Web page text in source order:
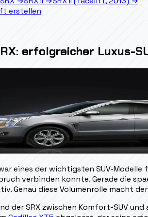
erstellen
erfolgreicher Luxus-
eines der wichtigsten SUV-
verbinden konnte. Gerade die
Genau diese Volumenrolle macht
der SRX zwischen Komfort-SUV